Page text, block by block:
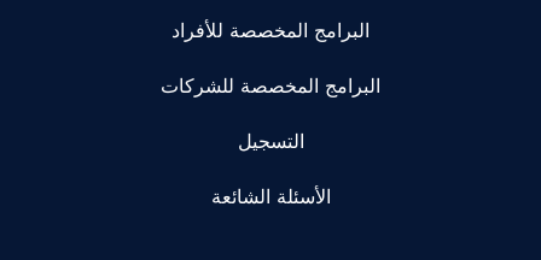
البرامج المخصصة للأفراد
البرامج المخصصة للشركات
التسجيل
الأسئلة الشائعة